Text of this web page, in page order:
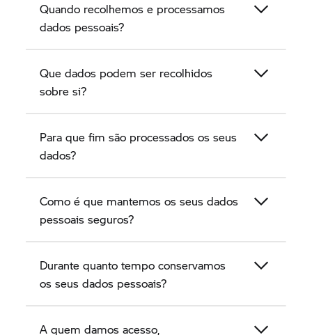
nos capítulos seguintes, o modo como nós,
concessionário de motos vendedor
interessados.
Quando recolhemos e processamos
dados pessoais?
Que dados podem ser recolhidos
sobre si?
Para que fim são processados os seus
dados?
Como é que mantemos os seus dados
pessoais seguros?
Durante quanto tempo conservamos
os seus dados pessoais?
A quem damos acesso,